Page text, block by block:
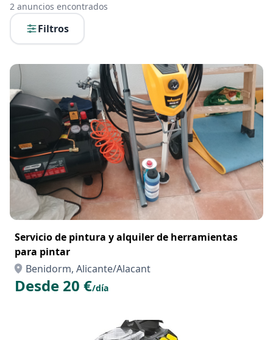
2 anuncios encontrados
Filtros
Servicio de pintura y alquiler de herramientas
para pintar
Benidorm, Alicante/Alacant
Desde 20 €/día